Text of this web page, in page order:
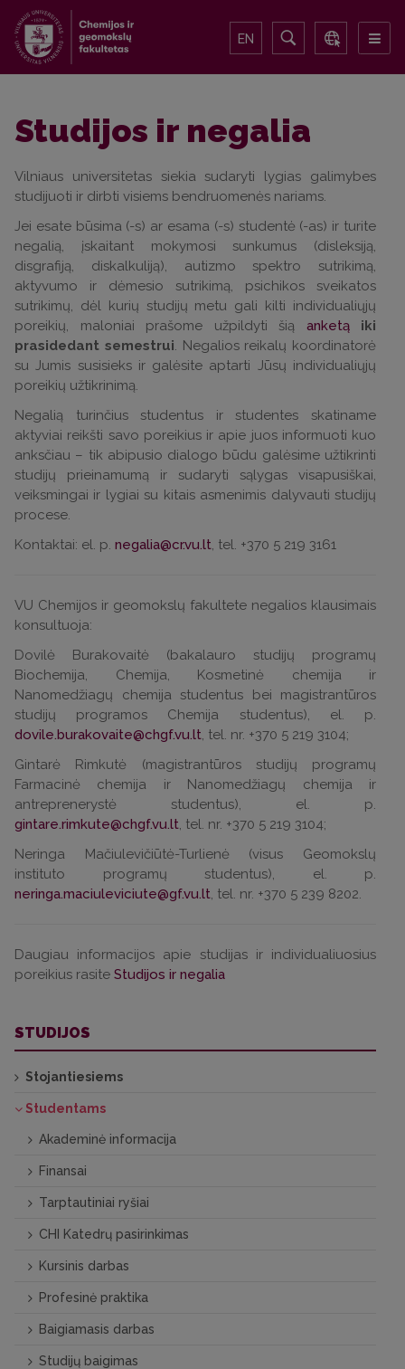
EN
Studijos ir negalia
Vilniaus universitetas siekia sudaryti lygias galimybes
studijuoti ir dirbti visiems bendruomenės nariams.
Jei esate būsima (-s) ar esama (-s) studentė (-as) ir turite
negalią, įskaitant mokymosi sunkumus (disleksiją,
disgrafiją, diskalkuliją), autizmo spektro sutrikimą,
aktyvumo ir dėmesio sutrikimą, psichikos sveikatos
sutrikimų, dėl kurių studijų metu gali kilti individualiųjų
poreikių, maloniai prašome užpildyti šią anketą
iki
prasidedant semestrui. Negalios reikalų koordinatorė
su Jumis susisieks ir galėsite aptarti Jūsų individualiųjų
poreikių užtikrinimą.
Negalią turinčius studentus ir studentes skatiname
aktyviai reikšti savo poreikius ir apie juos informuoti kuo
anksčiau – tik abipusio dialogo būdu galėsime užtikrinti
studijų prieinamumą ir sudaryti sąlygas visapusiškai,
veiksmingai ir lygiai su kitais asmenimis dalyvauti studijų
procese.
Kontaktai: el. p.
, tel. +370 5 219 3161
VU Chemijos ir geomokslų fakultete negalios klausimais
konsultuoja:
Dovilė Burakovaitė (bakalauro studijų programų
Biochemija, Chemija, Kosmetinė chemija ir
Nanomedžiagų chemija studentus bei magistrantūros
studijų programos Chemija studentus), el. p.
, tel. nr. +370 5 219 3104;
Gintarė Rimkutė (magistrantūros studijų programų
Farmacinė chemija ir Nanomedžiagų chemija ir
antreprenerystė studentus), el. p.
, tel. nr. +370 5 219 3104;
Neringa Mačiulevičiūtė-Turlienė (visus Geomokslų
instituto programų studentus), el. p.
, tel. nr. +370 5 239 8202.
Daugiau informacijos apie studijas ir individualiuosius
poreikius rasite Studijos ir negalia
STUDIJOS
Stojantiesiems
Studentams
Akademinė informacija
Finansai
Tarptautiniai ryšiai
CHI Katedrų pasirinkimas
Kursinis darbas
Profesinė praktika
Baigiamasis darbas
Studijų baigimas